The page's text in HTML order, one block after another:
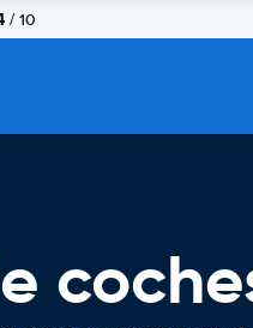
/ 10